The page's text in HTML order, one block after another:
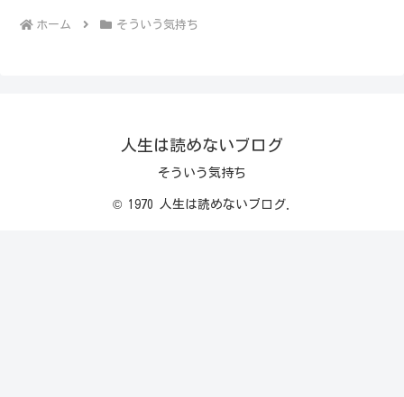
ホーム そういう気持ち
人生は読めないブログ
そういう気持ち
© 1970 人生は読めないブログ.